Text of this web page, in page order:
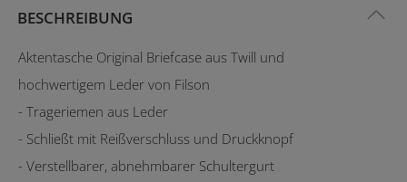
BESCHREIBUNG
Aktentasche Original Briefcase aus Twill und
hochwertigem Leder von Filson
- Trageriemen aus Leder
- Schließt mit Reißverschluss und Druckknopf
- Verstellbarer, abnehmbarer Schultergurt